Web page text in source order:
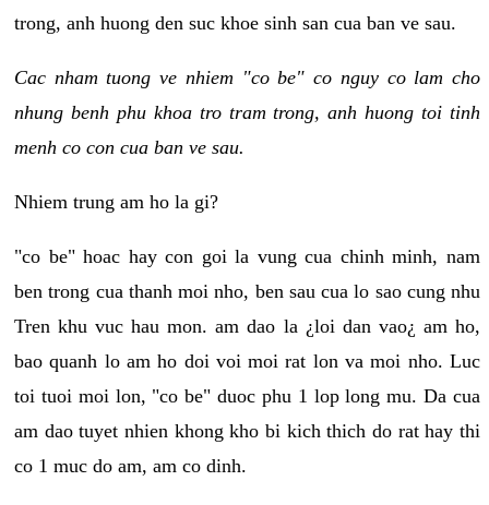
trong, anh huong den suc khoe sinh san cua ban ve sau.
Cac nham tuong ve nhiem "co be" co nguy co lam cho
nhung benh phu khoa tro tram trong, anh huong toi tinh
menh co con cua ban ve sau.
Nhiem trung am ho la gi?
"co be" hoac hay con goi la vung cua chinh minh, nam
ben trong cua thanh moi nho, ben sau cua lo sao cung nhu
Tren khu vuc hau mon. am dao la ¿loi dan vao¿ am ho,
bao quanh lo am ho doi voi moi rat lon va moi nho. Luc
toi tuoi moi lon, "co be" duoc phu 1 lop long mu. Da cua
am dao tuyet nhien khong kho bi kich thich do rat hay thi
co 1 muc do am, am co dinh.